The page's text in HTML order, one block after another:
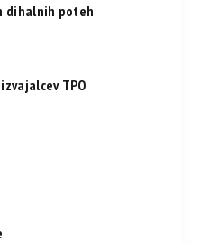
dihalnih poteh
TPO